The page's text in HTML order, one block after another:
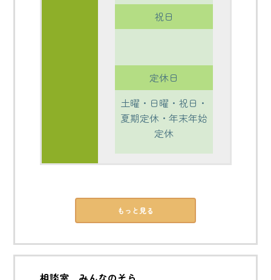
祝日
定休日
土曜・日曜・祝日・
夏期定休・年末年始
定休
もっと見る